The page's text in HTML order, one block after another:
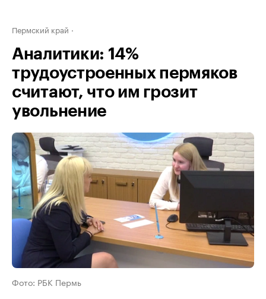
Пермский край
Аналитики: 14%
трудоустроенных пермяков
считают, что им грозит
увольнение
Фото: РБК Пермь